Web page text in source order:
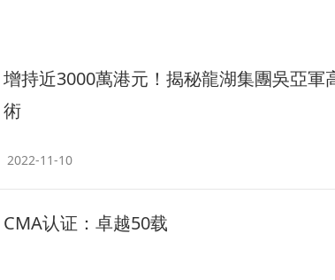
增持近3000萬港元！揭秘龍湖集團吳亞軍
術
2022-11-10
CMA认证：卓越50载